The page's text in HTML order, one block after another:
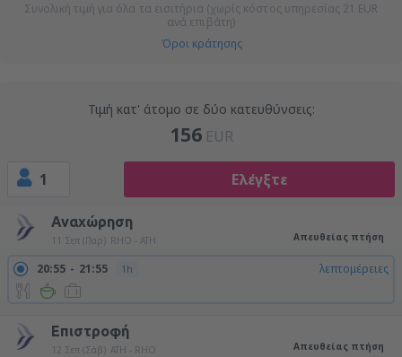
Συνολική τιμή για όλα τα εισιτήρια (χωρίς κόστος υπηρεσίας 21 EUR
ανά επιβάτη)
Όροι κράτησης
Τιμή κατ' άτομο σε δύο κατευθύνσεις:
156 EUR
1 Ελέγξτε
Αναχώρηση
11 Σεπ (Παρ) RHO - ATH Απευθείας πτήση
20:55 21:55 1h λεπτομέρειες
Επιστροφή
12 Σεπ (Σάβ) ATH - RHO Απευθείας πτήση